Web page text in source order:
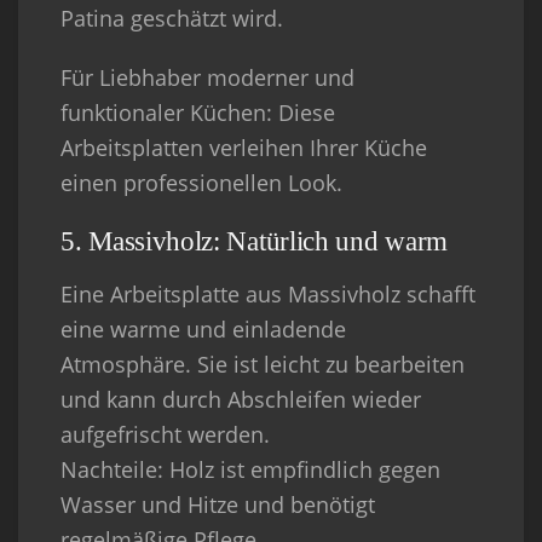
Patina geschätzt wird.
Für Liebhaber moderner und
funktionaler Küchen: Diese
Arbeitsplatten verleihen Ihrer Küche
einen professionellen Look.
5. Massivholz: Natürlich und warm
Eine Arbeitsplatte aus Massivholz schafft
eine warme und einladende
Atmosphäre. Sie ist leicht zu bearbeiten
und kann durch Abschleifen wieder
aufgefrischt werden.
Nachteile: Holz ist empfindlich gegen
Wasser und Hitze und benötigt